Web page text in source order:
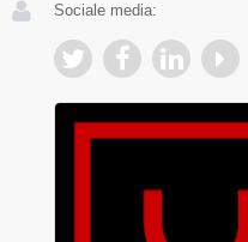
Sociale media: